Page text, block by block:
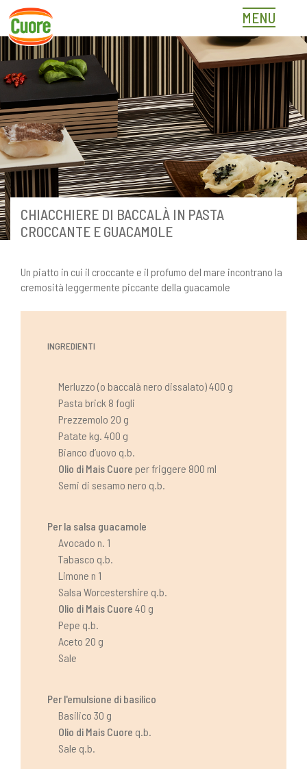
Skip
content
MENU
CHIACCHIERE DI BACCALÀ IN PASTA
CROCCANTE E GUACAMOLE
Un piatto in cui il croccante e il profumo del mare incontrano la
cremosità leggermente piccante della guacamole
INGREDIENTI
Merluzzo (o baccalà nero dissalato) 400 g
Pasta brick 8 fogli
Prezzemolo 20 g
Patate kg. 400 g
Bianco d’uovo q.b.
Olio di Mais Cuore per friggere 800 ml
Semi di sesamo nero q.b.
Per la salsa guacamole
Avocado n. 1
Tabasco q.b.
Limone n 1
Salsa Worcestershire q.b.
Olio di Mais Cuore 40 g
Pepe q.b.
Aceto 20 g
Sale
Per l'emulsione di basilico
Basilico 30 g
Olio di Mais Cuore q.b.
Sale q.b.